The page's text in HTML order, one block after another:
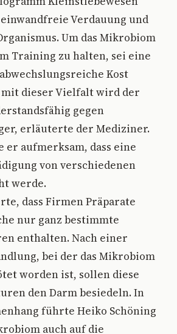
Verdauung und
Um das Mikrobiom
Training zu halten, sei eine
Kost
dieser Vielfalt wird der
gegen
erläuterte der Mediziner.
er aufmerksam, dass eine
von verschiedenen
werde.
dass Firmen Präparate
nur ganz bestimmte
enthalten. Nach einer
bei der das Mikrobiom
worden ist, sollen diese
den Darm besiedeln. In
führte Heiko Schöning
auch auf die